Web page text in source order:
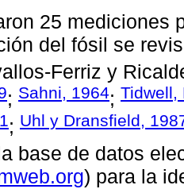
25 mediciones
del fósil se
Ferriz y
; Sahni, 1964; Tidwell,
; Uhl y Dransfield,
base de datos
) para la